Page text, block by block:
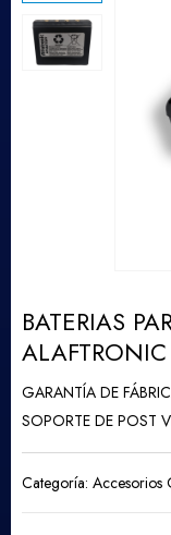
BATERIAS
ALAFTRONIC
GARANTÍA DE
SOPORTE DE POST
Categoría: Accesorios